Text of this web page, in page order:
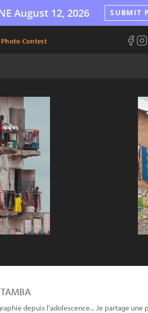
August 12, 2026 SUBMIT
Photo Contest
depuis l'adolescence... Je partage une